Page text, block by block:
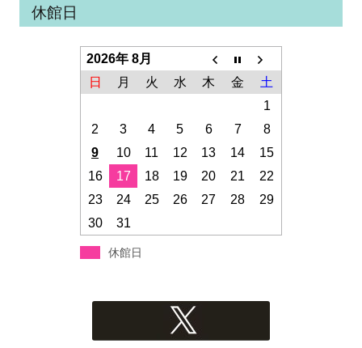
休館日
2026年 8月
日
月 火 水 木 金
土
1
2
3 4 5 6 7
8
9
10 11 12 13 14
15
16
17 18 19 20 21
22
23
24 25 26 27 28
29
30
31
休館日